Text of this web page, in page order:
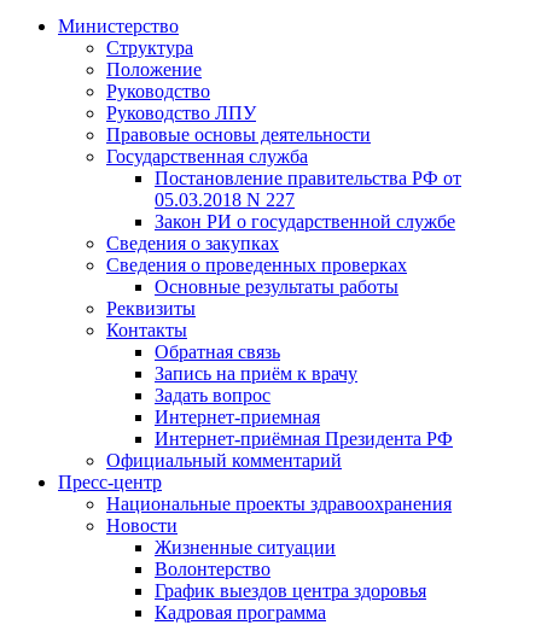
Министерство
Структура
Положение
Руководство
Руководство ЛПУ
Правовые основы деятельности
Государственная служба
Постановление правительства РФ от
05.03.2018 N 227
Закон РИ о государственной службе
Сведения о закупках
Сведения о проведенных проверках
Основные результаты работы
Реквизиты
Контакты
Обратная связь
Запись на приём к врачу
Задать вопрос
Интернет-приемная
Интернет-приёмная Президента РФ
Официальный комментарий
Пресс-центр
Национальные проекты здравоохранения
Новости
Жизненные ситуации
Волонтерство
График выездов центра здоровья
Кадровая программа